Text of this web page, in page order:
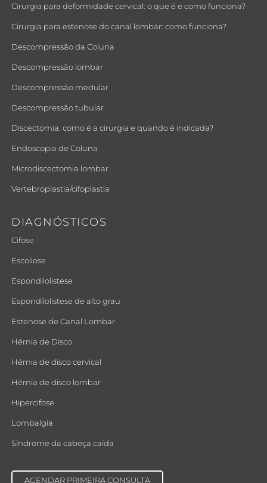
Cirurgia para deformidade cervical: o que é e como funciona?
Cirurgia para estenose do canal lombar: como funciona?
Descompressão da Coluna
Descompressão lombar
Descompressão medular
Descompressão tubular
Discectomia: como é a cirurgia e quando é indicada?
Endoscopia de Coluna
Microdiscectomia lombar
Vertebroplastia/cifoplastia
DIAGNÓSTICOS
Cifose
Escoliose
Espondilolistese
Espondilolistese de alto grau
Estenose de Canal Lombar
Hérnia de Disco
Hérnia de disco cervical
Hérnia de disco lombar
Hipercifose
Lombalgia
Síndrome da cabeça caída
AGENDAR PRIMEIRA CONSULTA